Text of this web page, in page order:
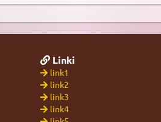
Linki
link1
link2
link3
link4